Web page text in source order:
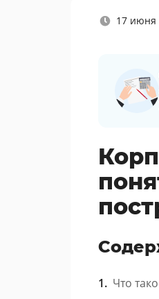
17 июня
Что